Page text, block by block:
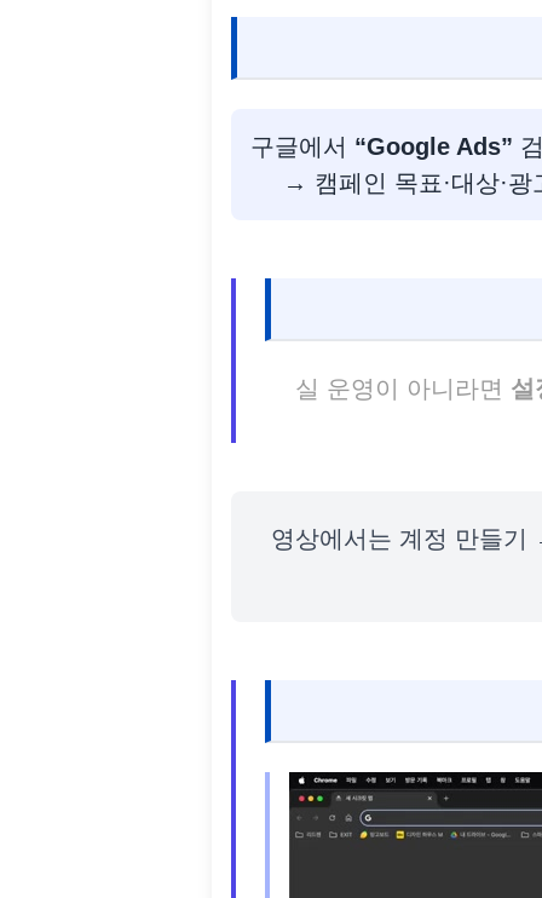
구글에서 “Google Ads”
→ 캠페인 목표·대상·
실 운영이 아니라면 설
영상에서는 계정 만들